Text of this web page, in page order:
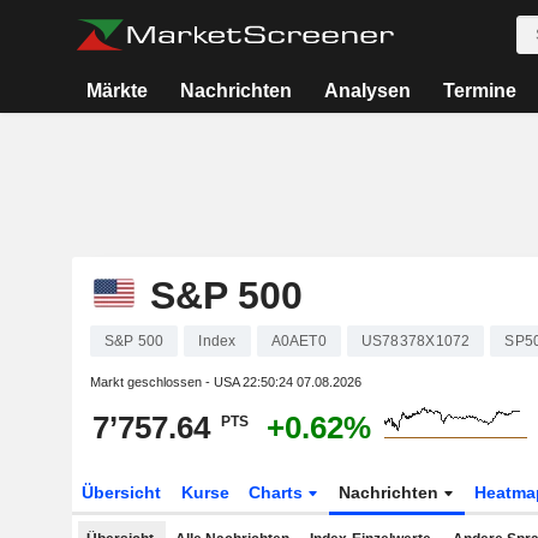
Märkte Nachrichten Analysen Termine
S&P 500
S&P 500 Index A0AET0 US78378X1072
Markt geschlossen - USA22:50:24 07.08.2026
7’757.64 PTS +0.62%
Übersicht Kurse Charts Nachrichten